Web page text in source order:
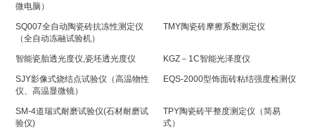
微电脑）
SQ007全自动陶瓷砖抗冻性测定仪
（全自动冻融试验机）
TMY陶瓷砖摩擦系数测定仪
智能瓷胎透光度仪,瓷坯透光度仪 KGZ－1C智能光泽度仪
SJY影像式烧结点试验仪（高温物性
仪、高温显微镜）
EQS-2000型饰面砖粘结强度检测仪
SM-4道瑞式耐磨试验仪(石材耐磨试
验仪)
TPY陶瓷砖平整度测定仪（简易
式）